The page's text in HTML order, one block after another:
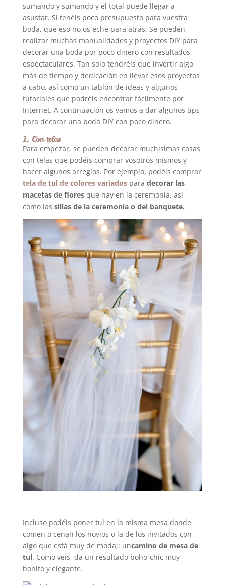
sumando y sumando y el total puede llegar a
asustar. Si tenéis poco presupuesto para vuestra
boda, que eso no os eche para atrás. Se pueden
realizar muchas manualidades y proyectos DIY para
decorar una boda por poco dinero con resultados
espectaculares. Tan solo tendréis que invertir algo
más de tiempo y dedicación en llevar esos proyectos
a cabo, así como un tablón de ideas y algunos
tutoriales que podréis encontrar fácilmente por
Internet. A continuación os vamos a dar algunos tips
para decorar una boda DIY con poco dinero.
1. Con telas
Para empezar, se pueden decorar muchísimas cosas
con telas que podéis comprar vosotros mismos y
hacer algunos arreglos. Por ejemplo, podéis comprar
tela de tul de colores variadospara decorar las
macetas de floresque hay en la ceremonia, así
como las sillas de la ceremonia o del banquete.
Incluso podéis poner tul en la misma mesa donde
comen o cenan los novios o la de los invitados con
algo que está muy de moda;: uncamino de mesa de
tul. Como veis, da un resultado boho-chic muy
bonito y elegante.